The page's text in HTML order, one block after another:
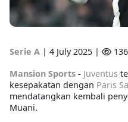
Serie A | 4 July 2025 |
Mansion Sports - Juventus
kesepakatan dengan Paris
mendatangkan kembali
Muani.